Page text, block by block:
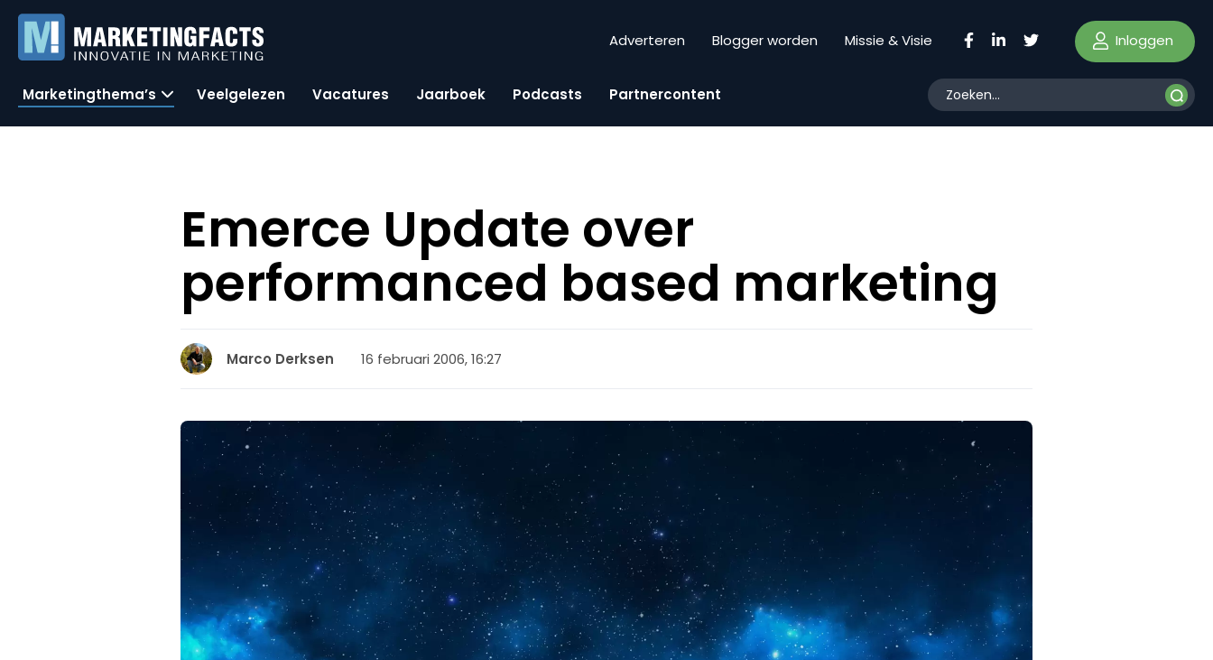
Adverteren Blogger worden Missie & Visie Inloggen
Marketingthema’s Veelgelezen Vacatures Jaarboek Podcasts Partnercontent
Emerce Update over
performanced based marketing
Marco Derksen 16 februari 2006, 16:27